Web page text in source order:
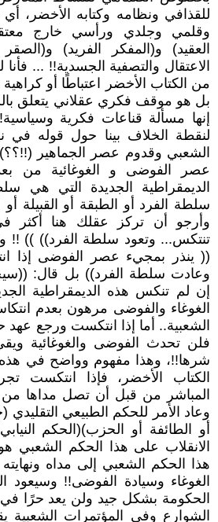
للقذافي ونظامه وكتابه الأخضر،
وقلمي وجلدي ورأسي خارج
العقيد) و(المفكر الفريد)
الاعتقال والتصفية الجسدية!! ...
من الكتاب الأخضر اعتباطًا أو
بل هو موقف فكري عقلاني يتعلق
إنها مسألة قناعات فكرية
لنقطة الخلاف بينا حول قوله في
الشعبي وقدوم عصر الجماهير
عصر الفوضى و الغوغائية من
الديمقراطية الجديدة التي هي
سلطة الفرد أو الطبقة أو القبيلة
وأرجو أن تركز عقلك هنا أكثر
تنتكس... وتعود سلطة الفرد)) )) !!
(( ينذر بمجيء عصر الفوضى إذا
وعادت سلطة الفرد)) بل قال:
إن لم تنكس هذه الديمقراطية
الغوغاء والفوضى مرهون بعدم
الشعبية.. أما إذا انتكست ورجع
فلن تحدث الفوضى والغوغائية ويقي
شرها!!، وهذا مفهوم وواضح في هذه
الكتاب الأخضر، فإذا انتكست
المباشر من قبل أن تصل مداها من
وعاد الأمر للحكم الطبيعي التقليدي
أو الطائفة أو الحزب)(الحكم
الانقلاب على هذا الحكم
هذا الحكم الشعبي إلى مداه
الغوغاء وسيادة الفوضى!!
الحكومة بشكل جيد ولن يعد حرًا
الشوارع وفي المؤتمرات الشعبية